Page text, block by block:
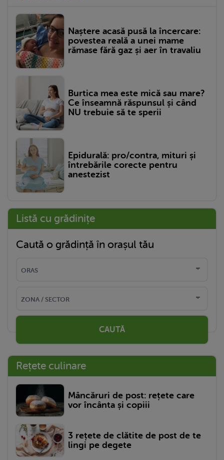
Naștere acasă pusă la încercare:
povestea reală a unei mame
rămase fără gaz și aer în travaliu
Burtica mea este mică sau mare?
Ce înseamnă răspunsul și când
NU trebuie să te sperii
Epidurală: pro/contra, mituri și
întrebările corecte pentru
anestezist
Listă cu grădinițe
Caută o grădință în orașul tău
CAUTĂ
Rețete culinare
Mâncăruri de post: rețete care
vor încânta și copiii
3 rețete de clătite de post de te
lingi pe degete